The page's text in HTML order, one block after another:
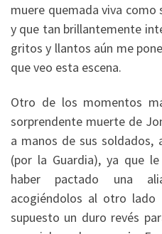
muere quemada viva como
y que tan brillantemente
gritos y llantos aún me
que veo esta escena.
Otro de los momentos
sorprendente muerte de
a manos de sus soldados,
(por la Guardia), ya que
haber pactado una
acogiéndolos al otro
supuesto un duro revés